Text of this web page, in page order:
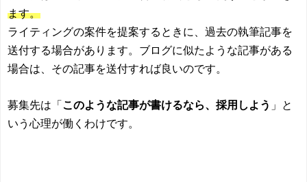
ます。
ライティングの案件を提案するときに、過去の執筆記事を
送付する場合があります。ブログに似たような記事がある
場合は、その記事を送付すれば良いのです。
募集先は「 このような記事が書けるなら、採用しよう 」と
いう心理が働くわけです。